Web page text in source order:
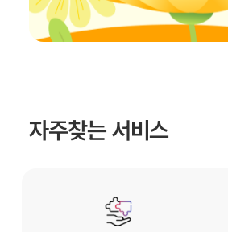
자주찾는 서비스